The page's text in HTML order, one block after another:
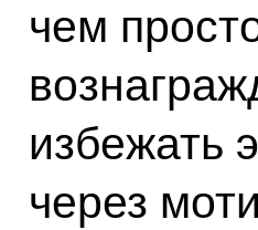
чем
избежать
через